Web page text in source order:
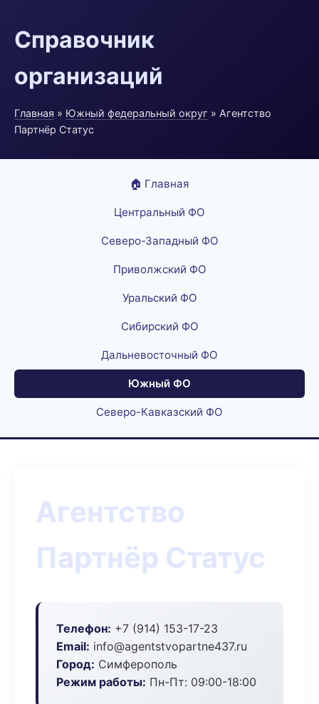
Справочник
организаций
Главная » Южный федеральный округ » Агентство
Партнёр Статус
🏠 Главная
Центральный ФО
Северо-Западный ФО
Приволжский ФО
Уральский ФО
Сибирский ФО
Дальневосточный ФО
Южный ФО
Северо-Кавказский ФО
Агентство
Партнёр Статус
Телефон: +7 (914) 153-17-23
Email: info@agentstvopartne437.ru
Город: Симферополь
Режим работы: Пн-Пт: 09:00-18:00